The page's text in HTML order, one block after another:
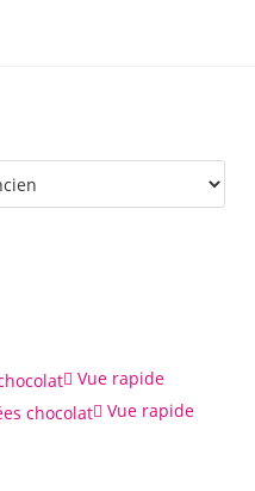
Vue rapide
Vue rapide